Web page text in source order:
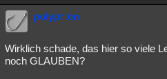
polyprion
Wirklich schade, das hier so viele
noch GLAUBEN?